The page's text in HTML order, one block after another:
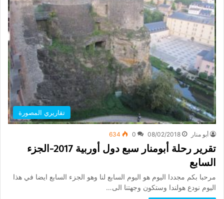
تقاريري المصورة
أبو منار 08/02/2018
0
634
تقرير رحلة أبومنار سبع دول أوربية 2017-الجزء
السابع
مرحبا بكم مجددا اليوم هو اليوم السابع لنا وهو الجزء السابع ايضا في هذا
اليوم نودع هولندا وستكون وجهتنا الى…